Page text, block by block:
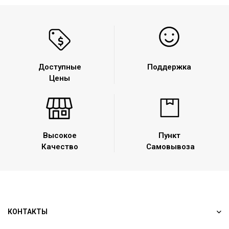
Высокое
Качество
Доступные
Цены
Пункт
Самовывоза
Поддержка
КОНТАКТЫ